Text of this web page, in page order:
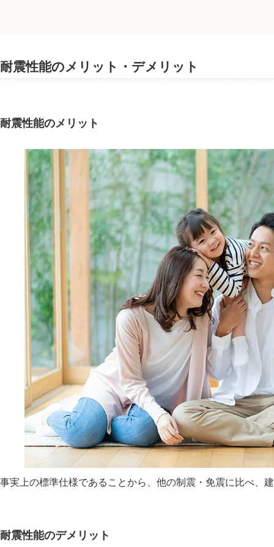
耐震性能のメリット・デメリット
耐震性能のメリット
事実上の標準仕様であることから、他の制震・免震に比べ、
耐震性能のデメリット